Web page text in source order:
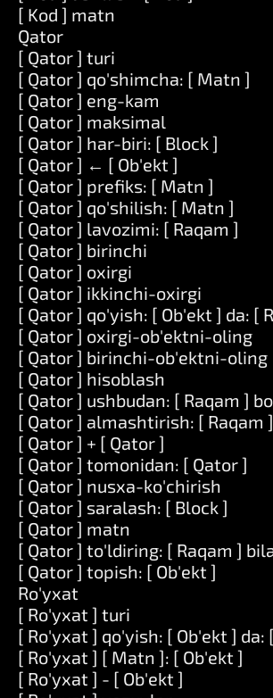
[ Kod ] matn
Qator
[ Qator ] turi
[ Qator ] qo'shimcha: [ Matn ]
[ Qator ] eng-kam
[ Qator ] maksimal
[ Qator ] har-biri: [ Block ]
[ Qator ] ← [ Ob'ekt ]
[ Qator ] prefiks: [ Matn ]
[ Qator ] qo'shilish: [ Matn ]
[ Qator ] lavozimi: [ Raqam ]
[ Qator ] birinchi
[ Qator ] oxirgi
[ Qator ] ikkinchi-oxirgi
[ Qator ] qo'yish: [ Ob'ekt ] da: [
[ Qator ] oxirgi-ob'ektni-oling
[ Qator ] birinchi-ob'ektni-oling
[ Qator ] hisoblash
[ Qator ] ushbudan: [ Raqam ]
[ Qator ] almashtirish: [ Raqam
[ Qator ] + [ Qator ]
[ Qator ] tomonidan: [ Qator ]
[ Qator ] nusxa-ko'chirish
[ Qator ] saralash: [ Block ]
[ Qator ] matn
[ Qator ] to'ldiring: [ Raqam ]
[ Qator ] topish: [ Ob'ekt ]
Ro'yxat
[ Ro'yxat ] turi
[ Ro'yxat ] qo'yish: [ Ob'ekt ] da:
[ Ro'yxat ] [ Matn ]: [ Ob'ekt ]
[ Ro'yxat ] - [ Ob'ekt ]